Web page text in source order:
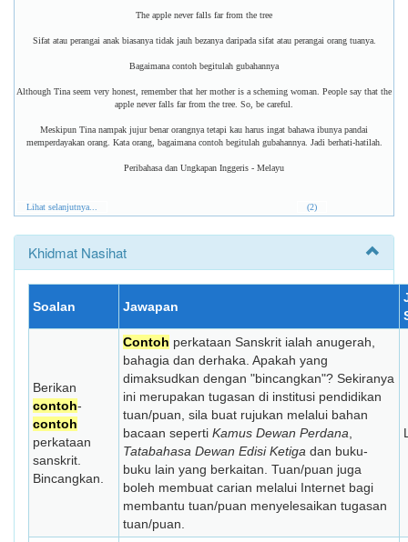
The apple never falls far from the tree
Sifat atau perangai anak biasanya tidak jauh bezanya daripada sifat atau perangai orang tuanya.
Bagaimana contoh begitulah gubahannya
Although Tina seem very honest, remember that her mother is a scheming woman. People say that the
apple never falls far from the tree. So, be careful.
Meskipun Tina nampak jujur benar orangnya tetapi kau harus ingat bahawa ibunya pandai
memperdayakan orang. Kata orang, bagaimana contoh begitulah gubahannya. Jadi berhati-hatilah.
Peribahasa dan Ungkapan Inggeris - Melayu
Lihat selanjutnya... (2)
Khidmat Nasihat
Soalan Jawapan
Berikan
contoh-
contoh
perkataan
sanskrit.
Bincangkan.
Contoh perkataan Sanskrit ialah anugerah,
bahagia dan derhaka. Apakah yang
dimaksudkan dengan "bincangkan"? Sekiranya
ini merupakan tugasan di institusi pendidikan
tuan/puan, sila buat rujukan melalui bahan
bacaan seperti Kamus Dewan Perdana
Tatabahasa Dewan Edisi Ketiga dan buku-
buku lain yang berkaitan. Tuan/puan juga
boleh membuat carian melalui Internet bagi
membantu tuan/puan menyelesaikan tugasan
tuan/puan.